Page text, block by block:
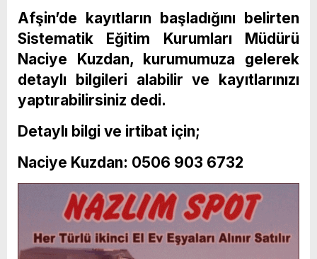
Afşin’de kayıtların başladığını belirten
Sistematik Eğitim Kurumları Müdürü
Naciye Kuzdan, kurumumuza gelerek
detaylı bilgileri alabilir ve kayıtlarınızı
yaptırabilirsiniz dedi.
Detaylı bilgi ve irtibat için;
Naciye Kuzdan: 0506 903 6732